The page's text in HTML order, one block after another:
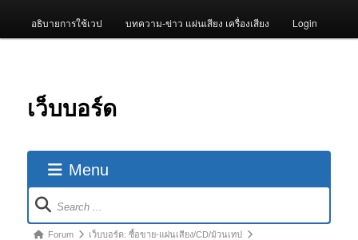
อธิบายการใช้เวป บทความ-ข่าว แผ่นเสียง เครื่องเสียง Login
เว็บบอร์ด
Menu
Forum
Navigation
ForumForum เว็บบอร์ด: ซื้อขาย-แผ่นเสียง/CD/ม้วนเทป